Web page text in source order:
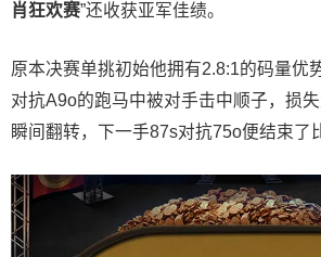
肖狂欢赛”还收获亚军佳绩。
原本决赛单挑初始他拥有2.8:1的码量优
对抗A9o的跑马中被对手击中顺子，损
瞬间翻转，下一手87s对抗75o便结束了